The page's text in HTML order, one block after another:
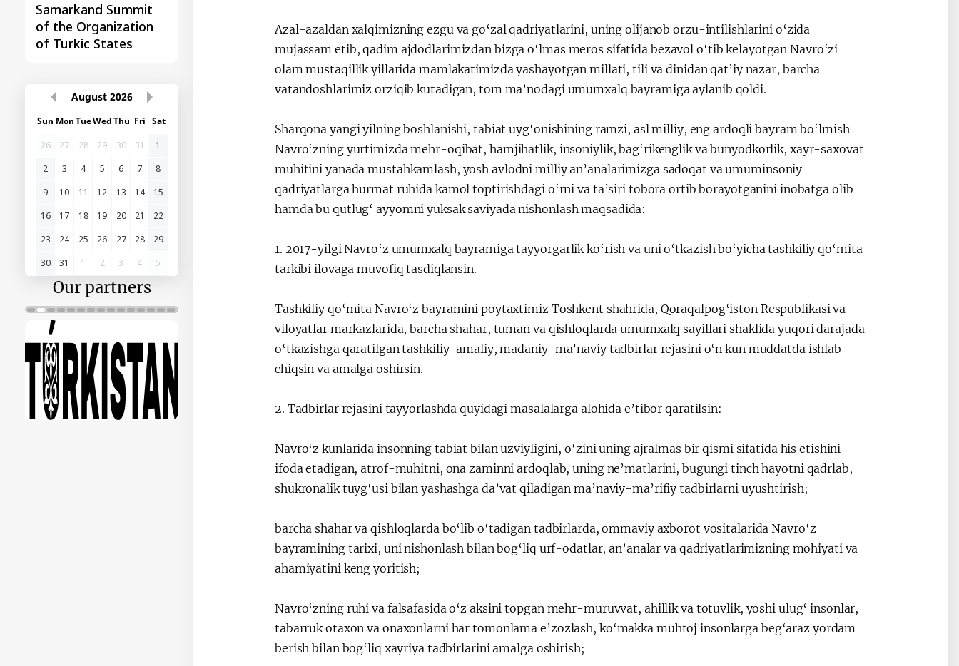
Samarkand Summit
of the Organization
of Turkic States
China Summit
August 2026
Sun MonTueWedThu Fri Sat
26
27 28 29 30 31
1
2
3 4 5 6 7
8
9
10 11 12 13 14
15
16
17 18 19 20 21
22
23
24 25 26 27 28
29
30
31 1 2 3 4 5
Our partners
Azal-azaldan xalqimizning ezgu va go‘zal qadriyatlarini, uning olijanob orzu-intilishlarini o‘zida
mujassam etib, qadim ajdodlarimizdan bizga o‘lmas meros sifatida bezavol o‘tib kelayotgan Navro‘zi
olam mustaqillik yillarida mamlakatimizda yashayotgan millati, tili va dinidan qat’iy nazar, barcha
vatandoshlarimiz orziqib kutadigan, tom ma’nodagi umumxalq bayramiga aylanib qoldi.
Sharqona yangi yilning boshlanishi, tabiat uyg‘onishining ramzi, asl milliy, eng ardoqli bayram bo‘lmish
Navro‘zning yurtimizda mehr-oqibat, hamjihatlik, insoniylik, bag‘rikenglik va bunyodkorlik, xayr-saxovat
muhitini yanada mustahkamlash, yosh avlodni milliy an’analarimizga sadoqat va umuminsoniy
qadriyatlarga hurmat ruhida kamol toptirishdagi o‘rni va ta’siri tobora ortib borayotganini inobatga olib
hamda bu qutlug‘ ayyomni yuksak saviyada nishonlash maqsadida:
1. 2017-yilgi Navro‘z umumxalq bayramiga tayyorgarlik ko‘rish va uni o‘tkazish bo‘yicha tashkiliy qo‘mita
tarkibi ilovaga muvofiq tasdiqlansin.
Tashkiliy qo‘mita Navro‘z bayramini poytaxtimiz Toshkent shahrida, Qoraqalpog‘iston Respublikasi va
viloyatlar markazlarida, barcha shahar, tuman va qishloqlarda umumxalq sayillari shaklida yuqori darajada
o‘tkazishga qaratilgan tashkiliy-amaliy, madaniy-ma’naviy tadbirlar rejasini o‘n kun muddatda ishlab
chiqsin va amalga oshirsin.
2. Tadbirlar rejasini tayyorlashda quyidagi masalalarga alohida e’tibor qaratilsin:
Navro‘z kunlarida insonning tabiat bilan uzviyligini, o‘zini uning ajralmas bir qismi sifatida his etishini
ifoda etadigan, atrof-muhitni, ona zaminni ardoqlab, uning ne’matlarini, bugungi tinch hayotni qadrlab,
shukronalik tuyg‘usi bilan yashashga da’vat qiladigan ma’naviy-ma’rifiy tadbirlarni uyushtirish;
barcha shahar va qishloqlarda bo‘lib o‘tadigan tadbirlarda, ommaviy axborot vositalarida Navro‘z
bayramining tarixi, uni nishonlash bilan bog‘liq urf-odatlar, an’analar va qadriyatlarimizning mohiyati va
ahamiyatini keng yoritish;
Navro‘zning ruhi va falsafasida o‘z aksini topgan mehr-muruvvat, ahillik va totuvlik, yoshi ulug‘ insonlar,
tabarruk otaxon va onaxonlarni har tomonlama e’zozlash, ko‘makka muhtoj insonlarga beg‘araz yordam
berish bilan bog‘liq xayriya tadbirlarini amalga oshirish;